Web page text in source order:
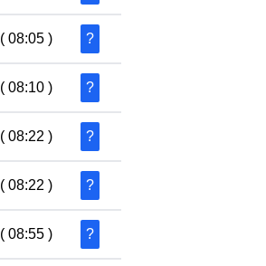
( 08:05 ) ?
( 08:10 ) ?
( 08:22 ) ?
( 08:22 ) ?
( 08:55 ) ?